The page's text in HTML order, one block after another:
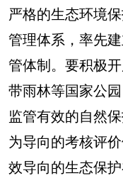
严格的生态环境
管理体系，率先
管体制。要积极
带雨林等国家公
监管有效的自然
为导向的考核评
效导向的生态保